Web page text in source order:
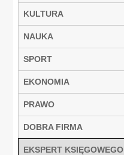
KULTURA
NAUKA
SPORT
EKONOMIA
PRAWO
DOBRA FIRMA
EKSPERT KSIĘGOWEGO